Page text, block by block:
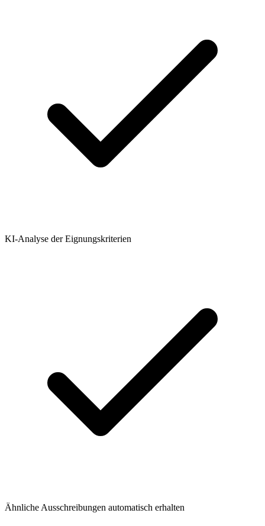
KI-Analyse der Eignungskriterien
Ähnliche Ausschreibungen automatisch erhalten